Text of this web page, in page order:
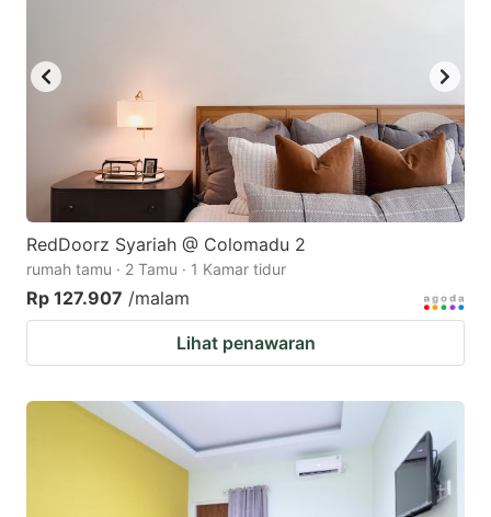
RedDoorz Syariah @ Colomadu 2
rumah tamu · 2 Tamu · 1 Kamar tidur
Rp 127.907 /malam
Lihat penawaran